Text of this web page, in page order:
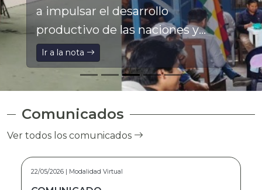
ASUNTA
a impulsar el desarrollo
productivo de las naciones y
pueblos indígena originario
campesinos, el Director General
Ejecutivo a.i. del Fondo de
Desarrollo Indígena (FDI), Franz
Pinto Marca, participó en el
Ampliado Ordinario de la
Federación Especial Única de
Trabajadores Campesinos
Ir a la nota
Comunicados
Ver todos los comunicados
15/05/2026 | Modalidad Virtual